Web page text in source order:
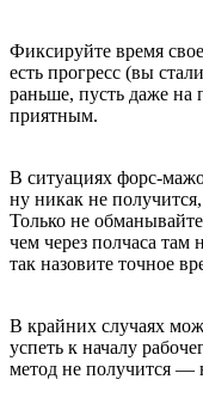
Фиксируйте время
есть прогресс (вы
раньше, пусть даже на
приятным.
В ситуациях форс-
ну никак не
Только не
чем через полчаса там
так назовите точное
В крайних случаях
успеть к началу
метод не получится —